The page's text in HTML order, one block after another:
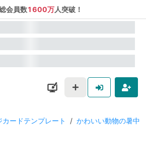
会員数1600万人突破！
カードテンプレート / かわいい動物の暑中